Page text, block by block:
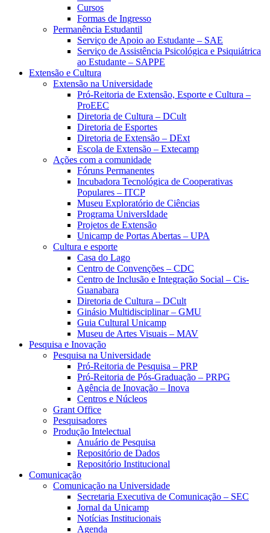
Cursos
Formas de Ingresso
Permanência Estudantil
Serviço de Apoio ao Estudante – SAE
Serviço de Assistência Psicológica e Psiquiátrica
ao Estudante – SAPPE
Extensão e Cultura
Extensão na Universidade
Pró-Reitoria de Extensão, Esporte e Cultura –
ProEEC
Diretoria de Cultura – DCult
Diretoria de Esportes
Diretoria de Extensão – DExt
Escola de Extensão – Extecamp
Ações com a comunidade
Fóruns Permanentes
Incubadora Tecnológica de Cooperativas
Populares – ITCP
Museu Exploratório de Ciências
Programa UniversIdade
Projetos de Extensão
Unicamp de Portas Abertas – UPA
Cultura e esporte
Casa do Lago
Centro de Convenções – CDC
Centro de Inclusão e Integração Social – Cis-
Guanabara
Diretoria de Cultura – DCult
Ginásio Multidisciplinar – GMU
Guia Cultural Unicamp
Museu de Artes Visuais – MAV
Pesquisa e Inovação
Pesquisa na Universidade
Pró-Reitoria de Pesquisa – PRP
Pró-Reitoria de Pós-Graduação – PRPG
Agência de Inovação – Inova
Centros e Núcleos
Grant Office
Pesquisadores
Produção Intelectual
Anuário de Pesquisa
Repositório de Dados
Repositório Institucional
Comunicação
Comunicação na Universidade
Secretaria Executiva de Comunicação – SEC
Jornal da Unicamp
Notícias Institucionais
Agenda